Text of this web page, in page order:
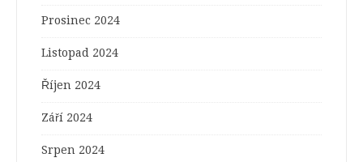
Prosinec 2024
Listopad 2024
Říjen 2024
Září 2024
Srpen 2024